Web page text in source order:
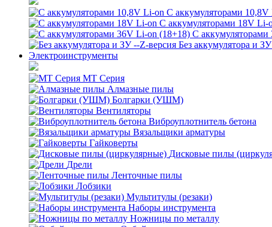
С аккумуляторами 10,8V
С аккумуляторами 18V Li-
С
Без аккумулятора и
Электроинструменты
MT Серия
Алмазные пилы
Болгарки (УШМ)
Вентиляторы
Виброуплотнитель бетона
Вязальщики арматуры
Гайковерты
Дисковые пилы
Дрели
Ленточные пилы
Лобзики
Мультитулы (резаки)
Наборы инструмента
Ножницы по металлу